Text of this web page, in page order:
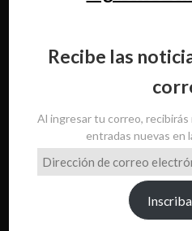
Recibe las
Al ingresar tu correo,
entradas nuevas en
Dirección
de